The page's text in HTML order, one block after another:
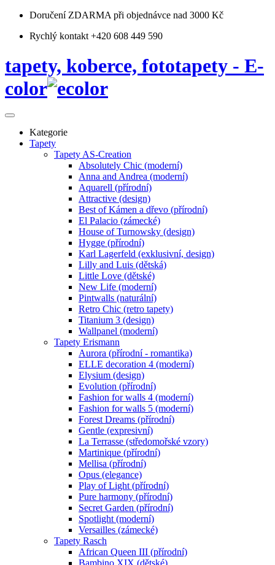
Doručení ZDARMA při objednávce nad 3000 Kč
Rychlý kontakt +420 608 449 590
tapety, koberce, fototapety - E-
color
Kategorie
Tapety
Tapety AS-Creation
Absolutely Chic (moderní)
Anna and Andrea (moderní)
Aquarell (přírodní)
Attractive (design)
Best of Kámen a dřevo (přírodní)
El Palacio (zámecké)
House of Turnowsky (design)
Hygge (přírodní)
Karl Lagerfeld (exklusivní, design)
Lilly and Luis (dětská)
Little Love (dětské)
New Life (moderní)
Pintwalls (naturální)
Retro Chic (retro tapety)
Titanium 3 (design)
Wallpanel (moderní)
Tapety Erismann
Aurora (přírodní - romantika)
ELLE decoration 4 (moderní)
Elysium (design)
Evolution (přírodní)
Fashion for walls 4 (moderní)
Fashion for walls 5 (moderní)
Forest Dreams (přírodní)
Gentle (expresivní)
La Terrasse (středomořské vzory)
Martinique (přírodní)
Mellisa (přírodní)
Opus (elegance)
Play of Light (přírodní)
Pure harmony (přírodní)
Secret Garden (přírodní)
Spotlight (moderní)
Versailles (zámecké)
Tapety Rasch
African Queen III (přírodní)
Bambino XIX (dětské)